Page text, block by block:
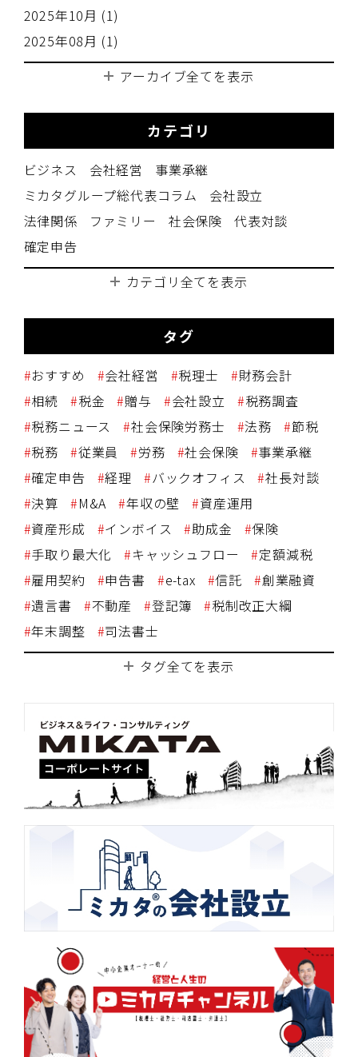
2025年10月 (1)
2025年08月 (1)
アーカイブ全てを表示
カテゴリ
ビジネス 会社経営
事業承継
ミカタグループ総代表コラム
会社設立
法律関係
ファミリー 社会保険
代表対談
確定申告
カテゴリ全てを表示
タグ
おすすめ 会社経営 税理士
財務会計
相続
税金 贈与 会社設立
税務調査
税務ニュース
社会保険労務士 法務
節税
税務
従業員 労務 社会保険
事業承継
確定申告
経理 バックオフィス
社長対談
決算
M&A 年収の壁
資産運用
資産形成
インボイス 助成金
保険
手取り最大化
キャッシュフロー
定額減税
雇用契約
申告書 e-tax 信託
創業融資
遺言書
不動産 登記簿
税制改正大綱
年末調整
司法書士
タグ全てを表示